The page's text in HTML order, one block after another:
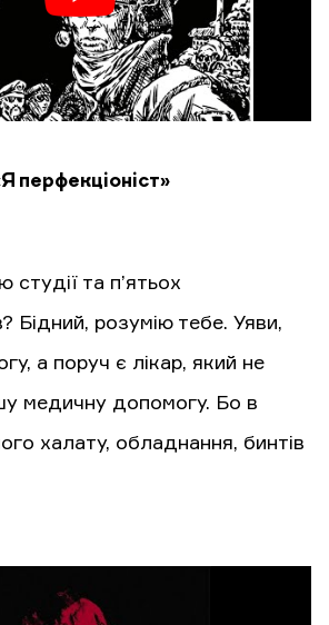
перфекціоніст»
студії та п’ятьох
Бідний, розумію тебе. Уяви,
а поруч є лікар, який не
медичну допомогу. Бо в
халату, обладнання, бинтів